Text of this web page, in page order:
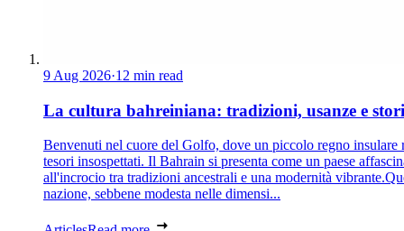
9 Aug 2026·12 min read
La cultura bahreiniana: tradizioni, usanze e
Benvenuti nel cuore del Golfo, dove un piccolo regno insulare
tesori insospettati. Il Bahrain si presenta come un paese
all'incrocio tra tradizioni ancestrali e una modernità
nazione, sebbene modesta nelle dimensi...